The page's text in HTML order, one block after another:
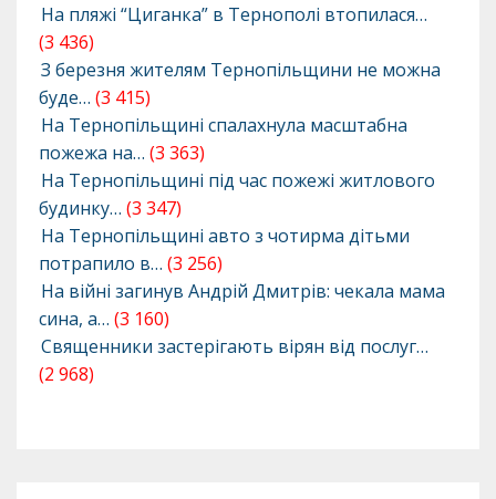
На пляжі “Циганка” в Тернополі втопилася…
(3 436)
З березня жителям Тернопільщини не можна
буде… (3 415)
На Тернопільщині спалахнула масштабна
пожежа на… (3 363)
На Тернопільщині під час пожежі житлового
будинку… (3 347)
На Тернопільщині авто з чотирма дітьми
потрапило в… (3 256)
На війні загинув Андрій Дмитрів: чекала мама
сина, а… (3 160)
Священники застерігають вірян від послуг…
(2 968)